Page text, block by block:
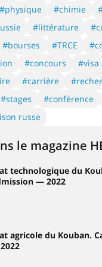
#physique #chimie
#littérature
#bourses #TRCE
#concours
#visa
#carrière
#stages #conférence
russe
le magazine
technologique du
— 2022
agricole du Kouban.